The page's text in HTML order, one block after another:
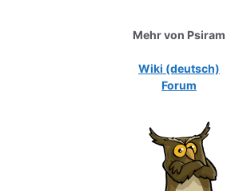
Mehr von Psiram
Wiki (deutsch)
Forum